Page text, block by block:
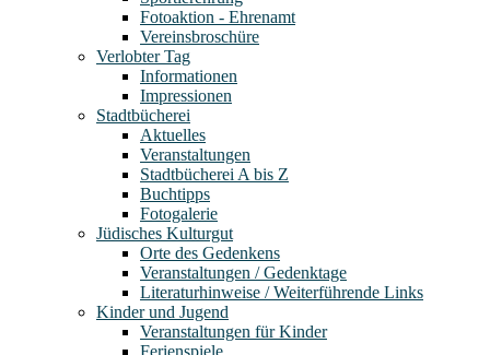
Fotoaktion - Ehrenamt
Vereinsbroschüre
Verlobter Tag
Informationen
Impressionen
Stadtbücherei
Aktuelles
Veranstaltungen
Stadtbücherei A bis Z
Buchtipps
Fotogalerie
Jüdisches Kulturgut
Orte des Gedenkens
Veranstaltungen / Gedenktage
Literaturhinweise / Weiterführende Links
Kinder und Jugend
Veranstaltungen für Kinder
Ferienspiele